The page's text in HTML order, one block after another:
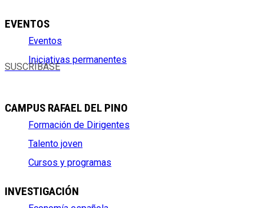
EVENTOS
Eventos
Iniciativas permanentes
SUSCRÍBASE
CAMPUS RAFAEL DEL PINO
Formación de Dirigentes
Talento joven
Cursos y programas
INVESTIGACIÓN